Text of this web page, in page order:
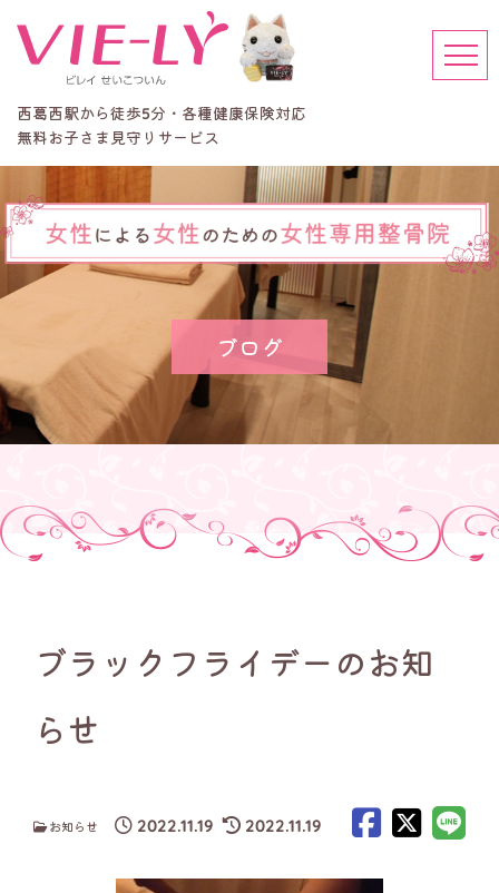
西葛西駅から徒歩5分・各種健康保険対応
無料お子さま見守りサービス
ブログ
ブラックフライデーのお知
らせ
お知らせ 2022.11.19 2022.11.19